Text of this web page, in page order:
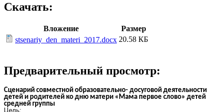
Скачать:
Вложение
Размер
stsenariy_den_materi_2017.docx 20.58 КБ
Предварительный просмотр:
Сценарий совместной образовательно- досуговой деятельности
детей и родителей ко дню матери «Мама первое слово» детей
средней группы
Цель: